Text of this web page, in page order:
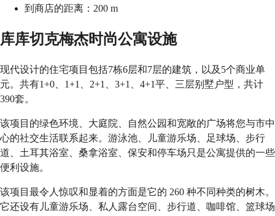
到商店的距离：200 m
库库切克梅杰时尚公寓设施
现代设计的住宅项目包括7栋6层和7层的建筑，以及5个商业单
元。共有1+0、1+1、2+1、3+1、4+1平、三层别墅户型，共计
390套。
该项目的绿色环境、大庭院、自然公园和宽敞的广场将您与市中
心的社交生活联系起来。游泳池、儿童游乐场、足球场、步行
道、土耳其浴室、桑拿浴室、保安和停车场只是公寓提供的一些
便利设施。
该项目最令人惊叹和显着的方面是它的 260 种不同种类的树木。
它还设有儿童游乐场、私人露台空间、步行道、咖啡馆、篮球场